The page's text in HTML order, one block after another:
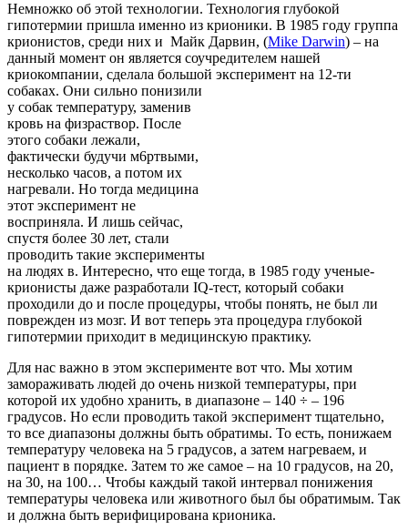
Немножко об этой технологии. Технология глубокой
гипотермии пришла именно из крионики. В 1985 году группа
крионистов, среди них и Майк Дарвин, (Mike Darwin) – на
данный момент он является соучредителем нашей
криокомпании, сделала большой эксперимент на 12-ти
собаках. Они сильно понизили
у собак температуру, заменив
кровь на физраствор. После
этого собаки лежали,
фактически будучи м6ртвыми,
несколько часов, а потом их
нагревали. Но тогда медицина
этот эксперимент не
восприняла. И лишь сейчас,
спустя более 30 лет, стали
проводить такие эксперименты
на людях в. Интересно, что еще тогда, в 1985 году ученые-
крионисты даже разработали IQ-тест, который собаки
проходили до и после процедуры, чтобы понять, не был ли
поврежден из мозг. И вот теперь эта процедура глубокой
гипотермии приходит в медицинскую практику.
Для нас важно в этом эксперименте вот что. Мы хотим
замораживать людей до очень низкой температуры, при
которой их удобно хранить, в диапазоне – 140 ÷ – 196
градусов. Но если проводить такой эксперимент тщательно,
то все диапазоны должны быть обратимы. То есть, понижаем
температуру человека на 5 градусов, а затем нагреваем, и
пациент в порядке. Затем то же самое – на 10 градусов, на 20,
на 30, на 100… Чтобы каждый такой интервал понижения
температуры человека или животного был бы обратимым. Так
и должна быть верифицирована крионика.